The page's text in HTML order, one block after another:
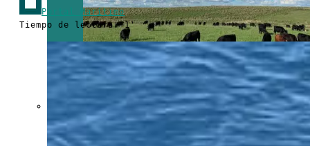
Crecen las
Portal Marítimo
Tiempo de lectura: 1'